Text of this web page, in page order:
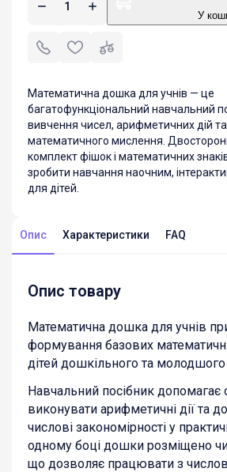
У
Математична дошка для учнів — це
багатофункціональний навчальний
вивчення чисел, арифметичних дій
математичного мислення.
комплект фішок і математичних
зробити навчання наочним,
для дітей.
Опис Характеристики FAQ
Опис товару
Математична дошка для учнів
формування базових
дітей дошкільного та молодшого
Навчальний посібник допомагає
виконувати арифметичні дії та
числові закономірності у
одному боці дошки розміщено
що дозволяє працювати з